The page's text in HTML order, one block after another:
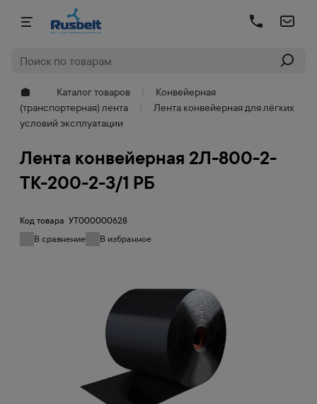
Каталог товаров
Конвейерная
(транспортерная) лента
Лента конвейерная для лёгких
условий эксплуатации
Лента конвейерная 2Л-800-2-
ТК-200-2-3/1 РБ
Код товара УТ000000628
В сравнение
В избранное